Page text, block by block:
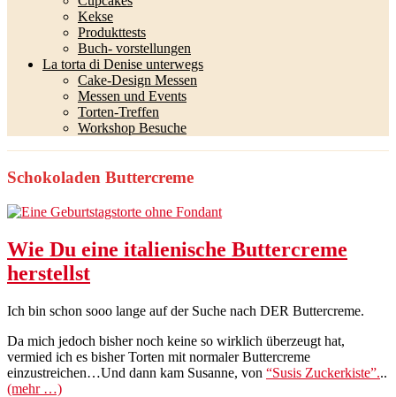
Kekse
Produkttests
Buch- vorstellungen
La torta di Denise unterwegs
Cake-Design Messen
Messen und Events
Torten-Treffen
Workshop Besuche
Schokoladen Buttercreme
Wie Du eine italienische Buttercreme
herstellst
Ich bin schon sooo lange auf der Suche nach DER Buttercreme.
Da mich jedoch bisher noch keine so wirklich überzeugt hat,
vermied ich es bisher Torten mit normaler Buttercreme
einzustreichen…Und dann kam Susanne, von “Susis Zuckerkiste”...
(mehr …)